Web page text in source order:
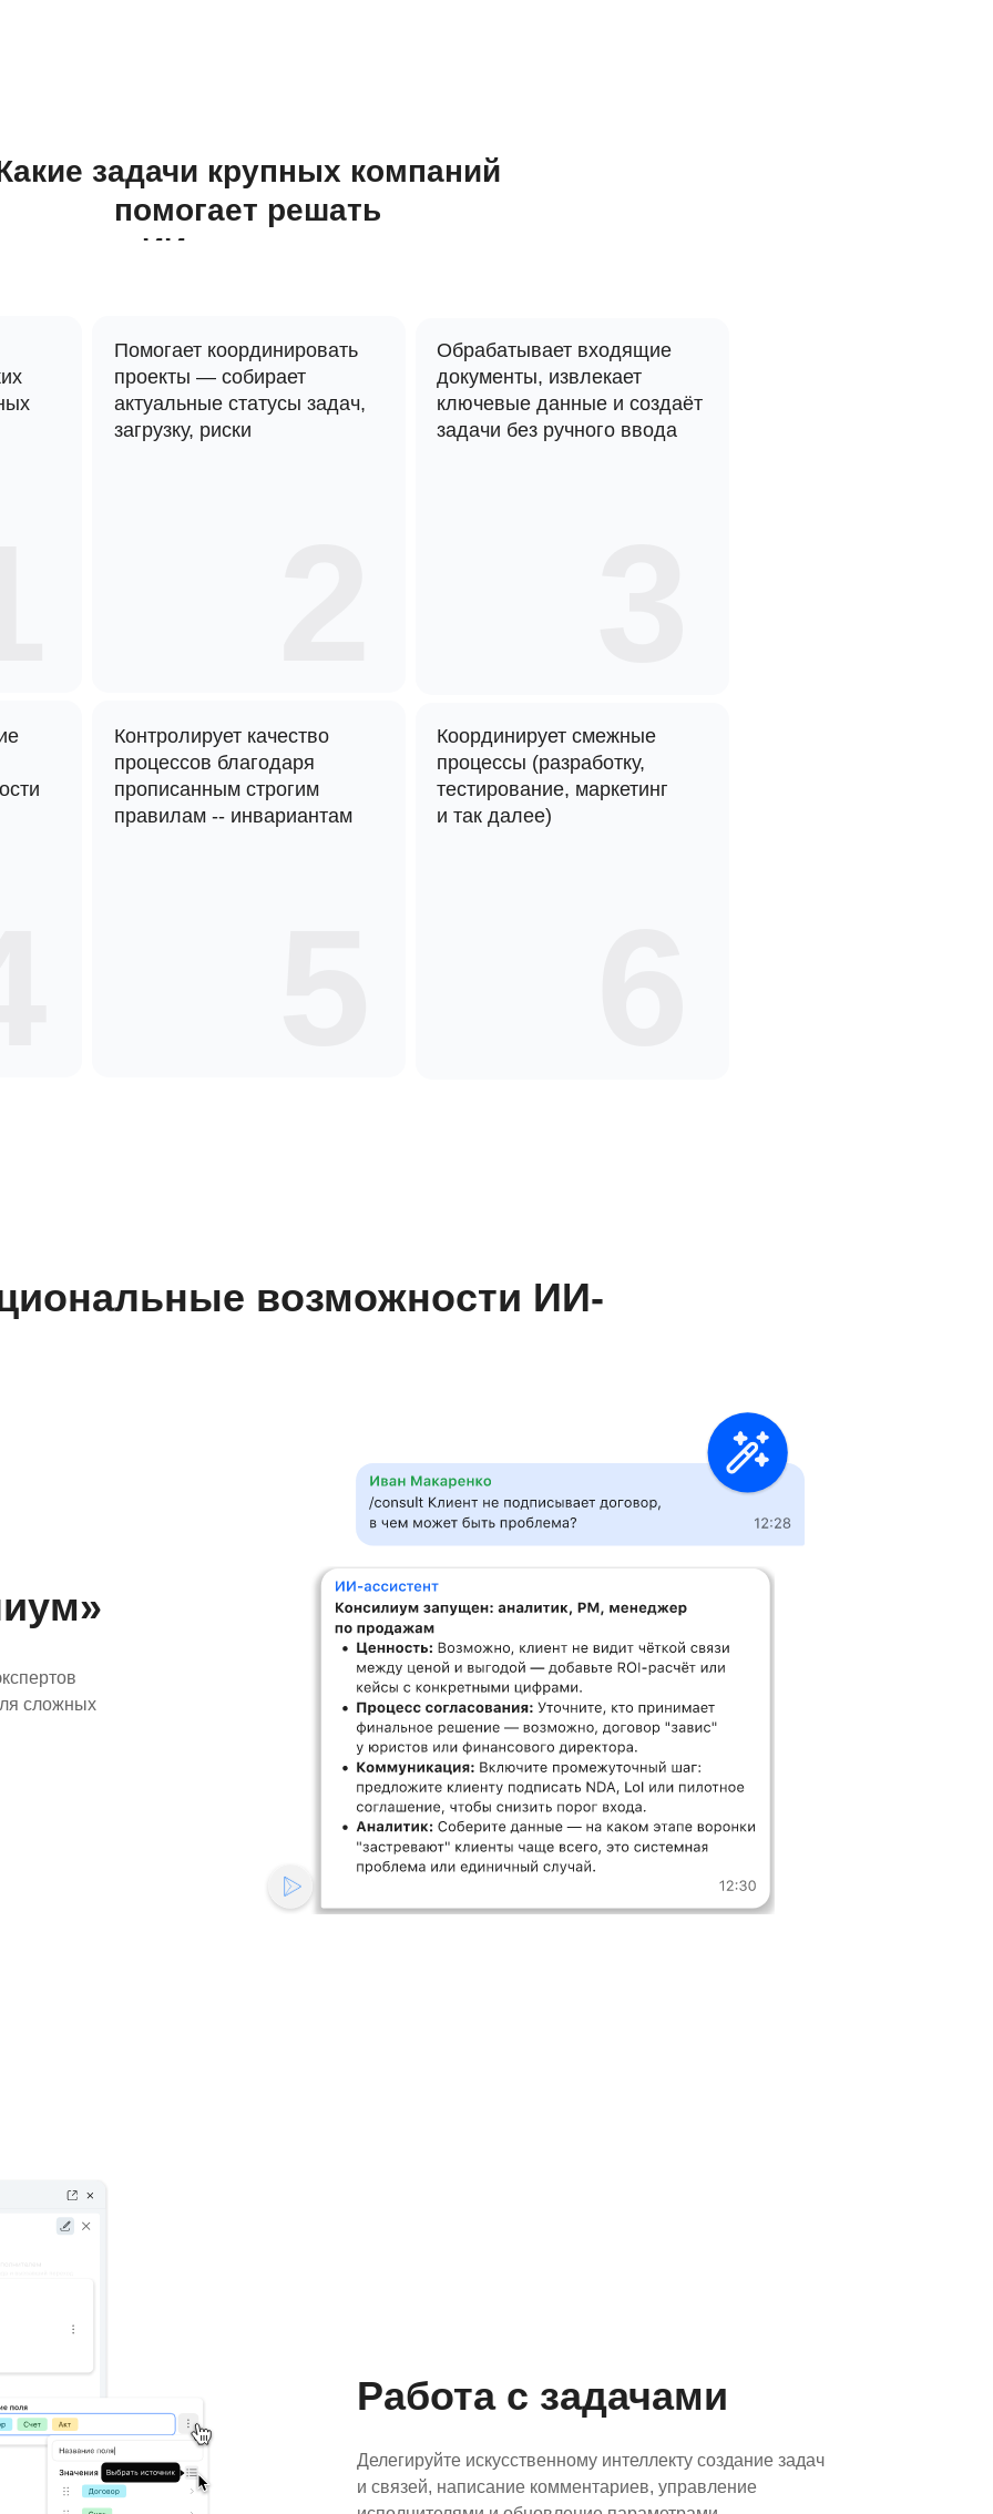
задачи крупных компаний
помогает решать
ИИ-ассистент
Контролирует качество
процессов благодаря
прописанным строгим
правилам -- инвариантам
Координирует смежные
процессы (разработку,
тестирование, маркетинг
и так далее)
Помогает координировать
проекты — собирает
актуальные статусы задач,
загрузку, риски
Обрабатывает входящие
документы, извлекает
ключевые данные и создаёт
задачи без ручного ввода
возможности ИИ-
сложных
Работа с задачами
Делегируйте искусственному интеллекту создание задач
и связей, написание комментариев, управление